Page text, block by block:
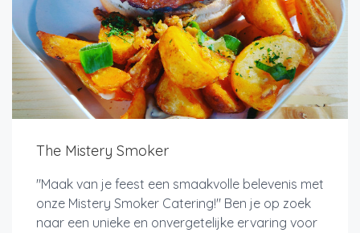
The Mistery Smoker
"Maak van je feest een smaakvolle belevenis met
onze Mistery Smoker Catering!" Ben je op zoek
naar een unieke en onvergetelijke ervaring voor